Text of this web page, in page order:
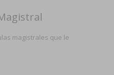
magistrales que le